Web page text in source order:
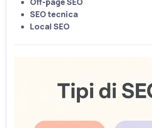
SEO tecnica
Local SEO